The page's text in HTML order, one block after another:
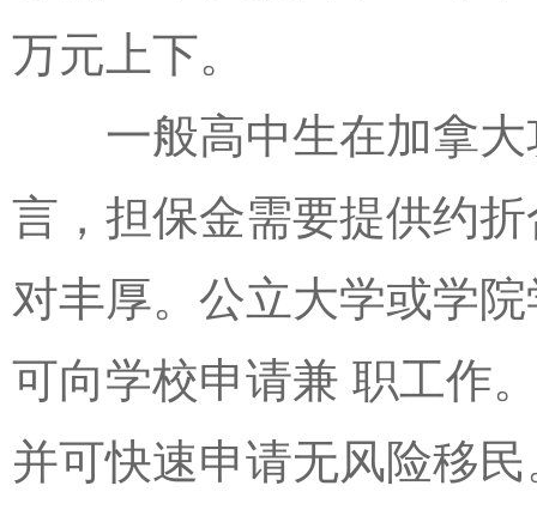
万元上下。
一般高中生在加拿大
言，担保金需要提供约
对丰厚。公立大学或学
可向学校申请兼 职工作
并可快速申请无风险移民